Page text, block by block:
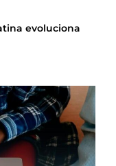
evoluciona